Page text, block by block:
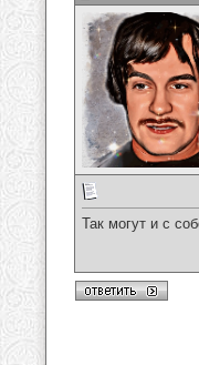
Так могут и с